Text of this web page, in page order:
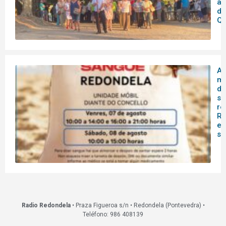
de
A
Radio Redondela• Praza Figueroa s/n • Redondela (Pontevedra) •
Teléfono: 986 408139